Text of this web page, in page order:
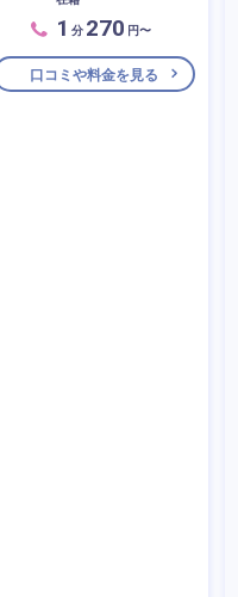
1 分 270 円〜
口コミや料金を見る